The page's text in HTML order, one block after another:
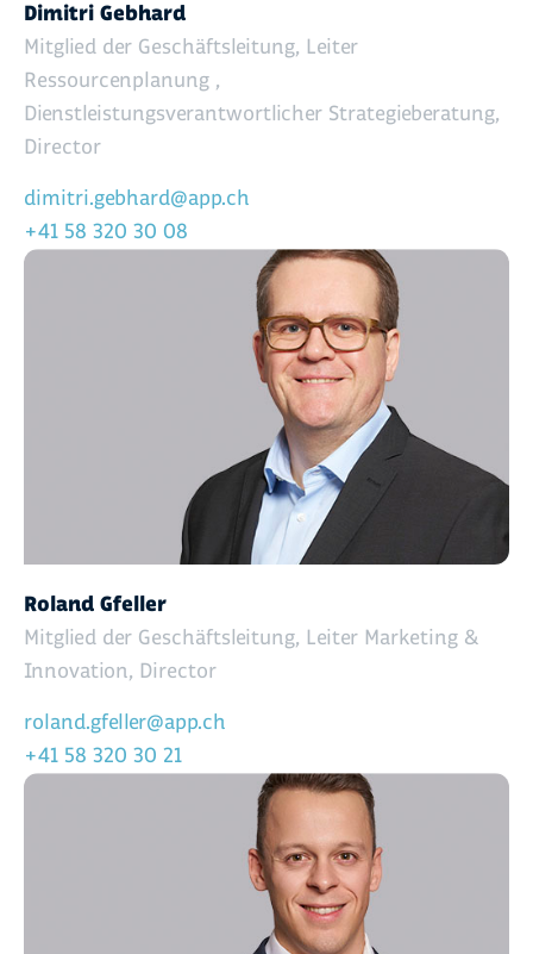
Dimitri Gebhard
Mitglied der Geschäftsleitung, Leiter
Ressourcenplanung ,
Dienstleistungsverantwortlicher Strategieberatung,
Director
dimitri.gebhard@app.ch
+41 58 320 30 08
Roland Gfeller
Mitglied der Geschäftsleitung, Leiter Marketing &
Innovation, Director
roland.gfeller@app.ch
+41 58 320 30 21